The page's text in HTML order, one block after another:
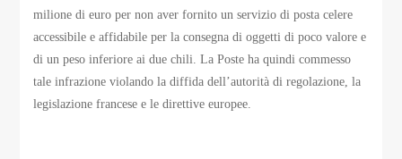
milione di euro per non aver fornito un servizio di posta celere
accessibile e affidabile per la consegna di oggetti di poco valore e
di un peso inferiore ai due chili. La Poste ha quindi commesso
tale infrazione violando la diffida dell’autorità di regolazione, la
legislazione francese e le direttive europee.